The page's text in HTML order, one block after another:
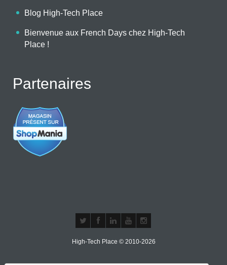
Blog High-Tech Place
Bienvenue aux French Days chez High-Tech
Place !
Partenaires
High-Tech Place © 2010-2026